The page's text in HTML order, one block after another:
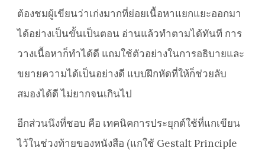
ต้องชมผู้เขียนว่าเก่งมากที่ย่อยเนื้อหาแยกแยะออกมา
ได้อย่างเป็นขั้นเป็นตอน อ่านแล้วทำตามได้ทันที การ
วางเนื้อหาก็ทำได้ดี แถมใช้ตัวอย่างในการอธิบายและ
ขยายความได้เป็นอย่างดี แบบฝึกหัดที่ให้ก็ช่วยลับ
สมองได้ดี ไม่ยากจนเกินไป
อีกส่วนนึงที่ชอบ คือ เทคนิคการประยุกต์ใช้ที่แกเขียน
ไว้ในช่วงท้ายของหนังสือ (แกใช้ Gestalt Principle